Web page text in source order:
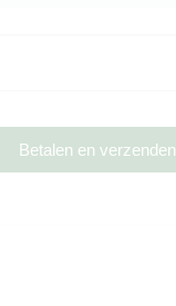
Betalen en verzenden